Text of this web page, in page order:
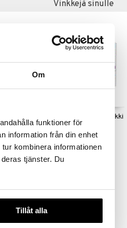
Om
funktioner för
information från din enhet
kombinera informationen
tjänster. Du
Tillåt alla
Vinkkejä sinulle
Pipsa
10454 LEGO Duplo Mikki
Hiiri ja Auto
LEGO
20,90 €